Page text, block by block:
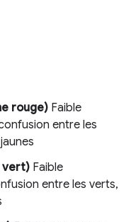
rouge) Faible
entre les
vert) Faible
entre les verts,